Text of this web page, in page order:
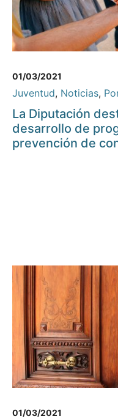
01/03/2021
Juventud, Noticias,
La Diputación
desarrollo de
prevención de
01/03/2021